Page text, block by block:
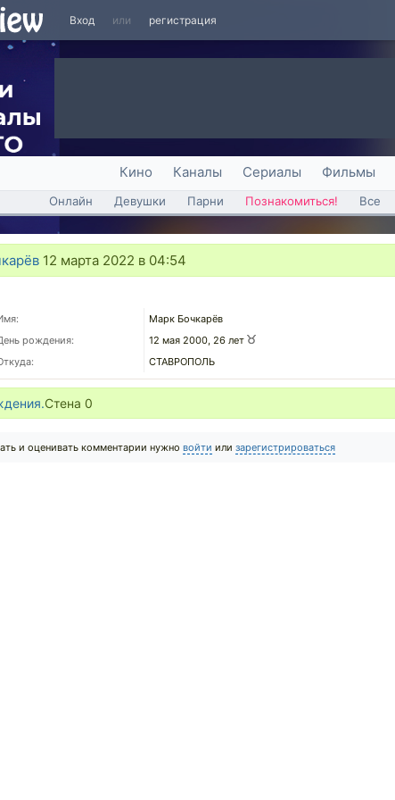
Вход или регистрация
Кино Каналы Сериалы Фильмы
Онлайн Девушки Парни Познакомиться! Все
12 марта 2022 в 04:54
Марк Бочкарёв
рождения:
12 мая 2000, 26 лет
СТАВРОПОЛЬ
Стена 0
и оценивать комментарии нужно войти или зарегистрироваться